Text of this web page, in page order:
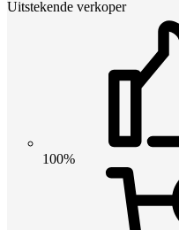
Uitstekende verkoper
100%